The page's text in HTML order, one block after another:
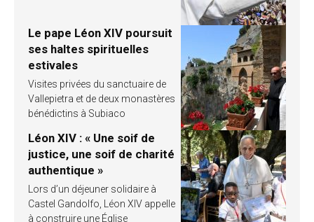
Le pape Léon XIV poursuit
ses haltes spirituelles
estivales
Visites privées du sanctuaire de
Vallepietra et de deux monastères
bénédictins à Subiaco
Léon XIV : « Une soif de
justice, une soif de charité
authentique »
Lors d’un déjeuner solidaire à
Castel Gandolfo, Léon XIV appelle
à construire une Église